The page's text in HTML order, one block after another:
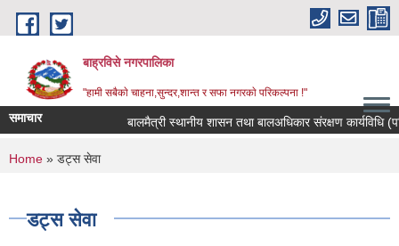
Skip to main content
बाह्रविसे नगरपालिका
"हामी सबैकाे चाहना,सुन्दर,शान्त र सफा नगरकाे परिकल्पना !"
समाचार बालमैत्री स्थानीय शासन तथा बालअधिकार संरक्षण कार्यविधि
You are here
Home » डट्स सेवा
डट्स सेवा